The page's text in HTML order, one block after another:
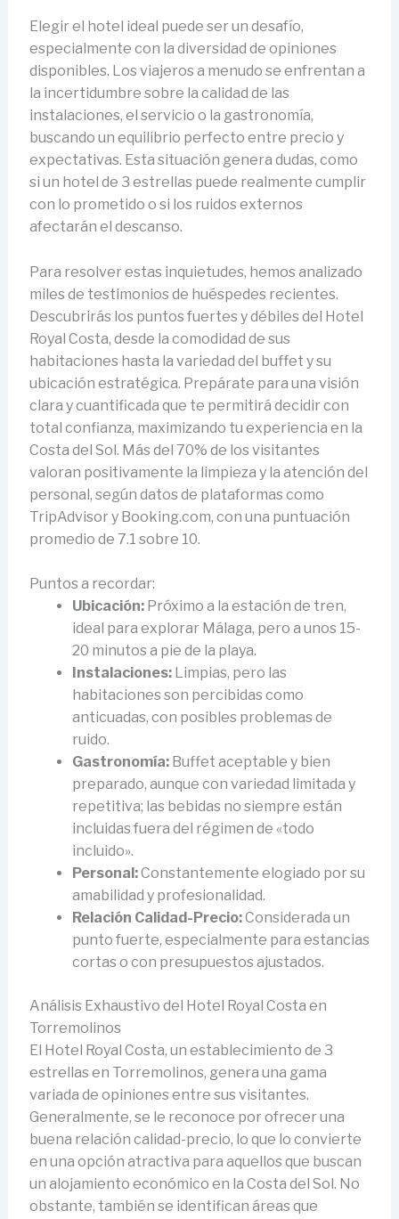
Elegir el hotel ideal puede ser un desafío,
especialmente con la diversidad de opiniones
disponibles. Los viajeros a menudo se enfrentan a
la incertidumbre sobre la calidad de las
instalaciones, el servicio o la gastronomía,
buscando un equilibrio perfecto entre precio y
expectativas. Esta situación genera dudas, como
si un hotel de 3 estrellas puede realmente cumplir
con lo prometido o si los ruidos externos
afectarán el descanso.
Para resolver estas inquietudes, hemos analizado
miles de testimonios de huéspedes recientes.
Descubrirás los puntos fuertes y débiles del Hotel
Royal Costa, desde la comodidad de sus
habitaciones hasta la variedad del buffet y su
ubicación estratégica. Prepárate para una visión
clara y cuantificada que te permitirá decidir con
total confianza, maximizando tu experiencia en la
Costa del Sol. Más del 70% de los visitantes
valoran positivamente la limpieza y la atención del
personal, según datos de plataformas como
TripAdvisor y Booking.com, con una puntuación
promedio de 7.1 sobre 10.
Puntos a recordar:
Ubicación:Próximo a la estación de tren,
ideal para explorar Málaga, pero a unos 15-
20 minutos a pie de la playa.
Instalaciones:Limpias, pero las
habitaciones son percibidas como
anticuadas, con posibles problemas de
ruido.
Gastronomía:Buffet aceptable y bien
preparado, aunque con variedad limitada y
repetitiva; las bebidas no siempre están
incluidas fuera del régimen de «todo
incluido».
Personal:Constantemente elogiado por su
amabilidad y profesionalidad.
Relación Calidad-Precio:Considerada un
punto fuerte, especialmente para estancias
cortas o con presupuestos ajustados.
Análisis Exhaustivo del Hotel Royal Costa en
Torremolinos
El Hotel Royal Costa, un establecimiento de 3
estrellas en Torremolinos, genera una gama
variada de opiniones entre sus visitantes.
Generalmente, se le reconoce por ofrecer una
buena relación calidad-precio, lo que lo convierte
en una opción atractiva para aquellos que buscan
un alojamiento económico en la Costa del Sol. No
obstante, también se identifican áreas que